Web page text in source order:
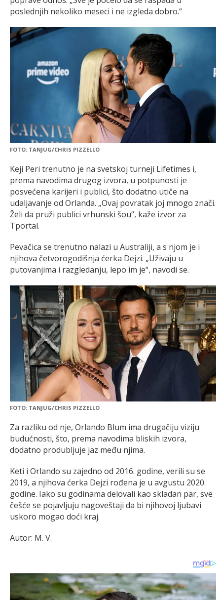
poslednjih nekoliko meseci i ne izgleda dobro.“
FOTO: TANJUG/CHRIS PIZZELLO
Keji Peri trenutno je na svetskoj turneji Lifetimes i,
prema navodima drugog izvora, u potpunosti je
posvećena karijeri i publici, što dodatno utiče na
udaljavanje od Orlanda. „Ovaj povratak joj mnogo znači.
Želi da pruži publici vrhunski šou“, kaže izvor za
Tportal.
Pevačica se trenutno nalazi u Australiji, a s njom je i
njihova četvorogodišnja ćerka Dejzi. „Uživaju u
putovanjima i razgledanju, lepo im je“, navodi se.
FOTO: TANJUG/CHRIS PIZZELLO
Za razliku od nje, Orlando Blum ima drugačiju viziju
budućnosti, što, prema navodima bliskih izvora,
dodatno produbljuje jaz među njima.
Keti i Orlando su zajedno od 2016. godine, verili su se
2019, a njihova ćerka Dejzi rođena je u avgustu 2020.
godine. Iako su godinama delovali kao skladan par, sve
češće se pojavljuju nagoveštaji da bi njihovoj ljubavi
uskoro mogao doći kraj.
Autor: M. V.